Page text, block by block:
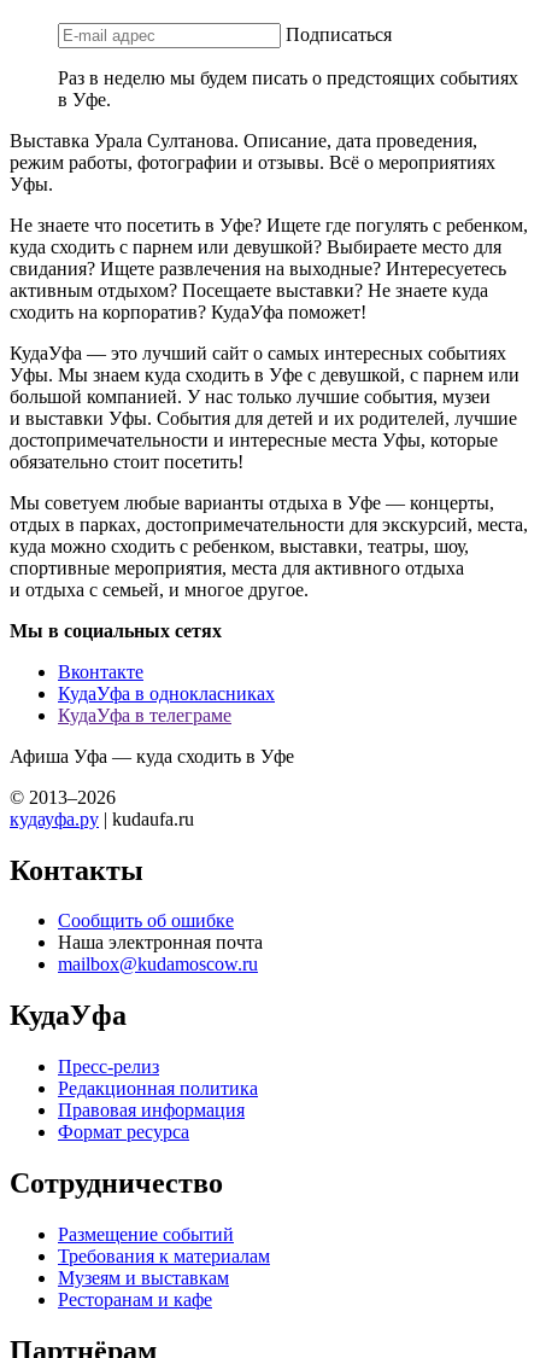
Подписаться
Раз в неделю мы будем писать о предстоящих событиях
в Уфе.
Выставка Урала Султанова. Описание, дата проведения,
режим работы, фотографии и отзывы. Всё о мероприятиях
Уфы.
Не знаете что посетить в Уфе? Ищете где погулять с ребенком,
куда сходить с парнем или девушкой? Выбираете место для
свидания? Ищете развлечения на выходные? Интересуетесь
активным отдыхом? Посещаете выставки? Не знаете куда
сходить на корпоратив? КудаУфа поможет!
КудаУфа — это лучший сайт о самых интересных событиях
Уфы. Мы знаем куда сходить в Уфе с девушкой, с парнем или
большой компанией. У нас только лучшие события, музеи
и выставки Уфы. События для детей и их родителей, лучшие
достопримечательности и интересные места Уфы, которые
обязательно стоит посетить!
Мы советуем любые варианты отдыха в Уфе — концерты,
отдых в парках, достопримечательности для экскурсий, места,
куда можно сходить с ребенком, выставки, театры, шоу,
спортивные мероприятия, места для активного отдыха
и отдыха с семьей, и многое другое.
Мы в социальных сетях
Вконтакте
КудаУфа в однокласниках
КудаУфа в телеграме
Афиша Уфа — куда сходить в Уфе
© 2013–2026
кудауфа.ру | kudaufa.ru
Контакты
Сообщить об ошибке
Наша электронная почта
mailbox@kudamoscow.ru
КудаУфа
Пресс-релиз
Редакционная политика
Правовая информация
Формат ресурса
Сотрудничество
Размещение событий
Требования к материалам
Музеям и выставкам
Ресторанам и кафе
Партнёрам